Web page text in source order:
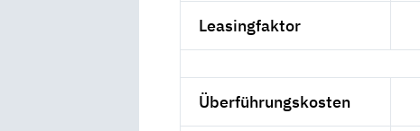
Leasingfaktor
Überführungskosten